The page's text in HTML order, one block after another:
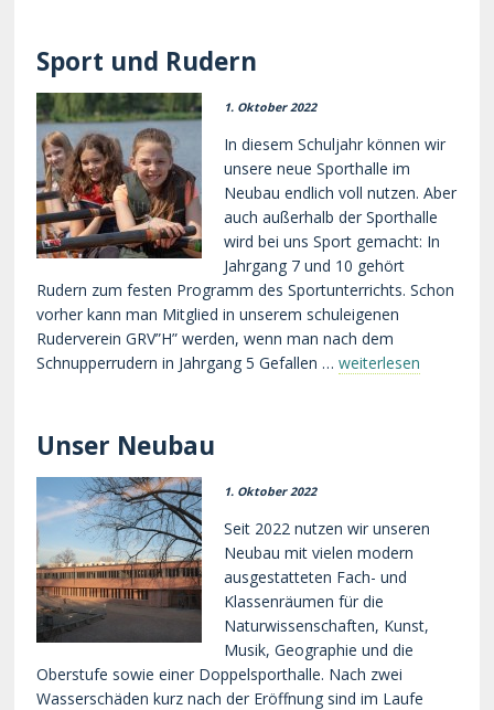
Sport und Rudern
1. Oktober 2022
In diesem Schuljahr können wir
unsere neue Sporthalle im
Neubau endlich voll nutzen. Aber
auch außerhalb der Sporthalle
wird bei uns Sport gemacht: In
Jahrgang 7 und 10 gehört
Rudern zum festen Programm des Sportunterrichts. Schon
vorher kann man Mitglied in unserem schuleigenen
Ruderverein GRV”H” werden, wenn man nach dem
Schnupperrudern in Jahrgang 5 Gefallen …weiterlesen
Unser Neubau
1. Oktober 2022
Seit 2022 nutzen wir unseren
Neubau mit vielen modern
ausgestatteten Fach- und
Klassenräumen für die
Naturwissenschaften, Kunst,
Musik, Geographie und die
Oberstufe sowie einer Doppelsporthalle. Nach zwei
Wasserschäden kurz nach der Eröffnung sind im Laufe